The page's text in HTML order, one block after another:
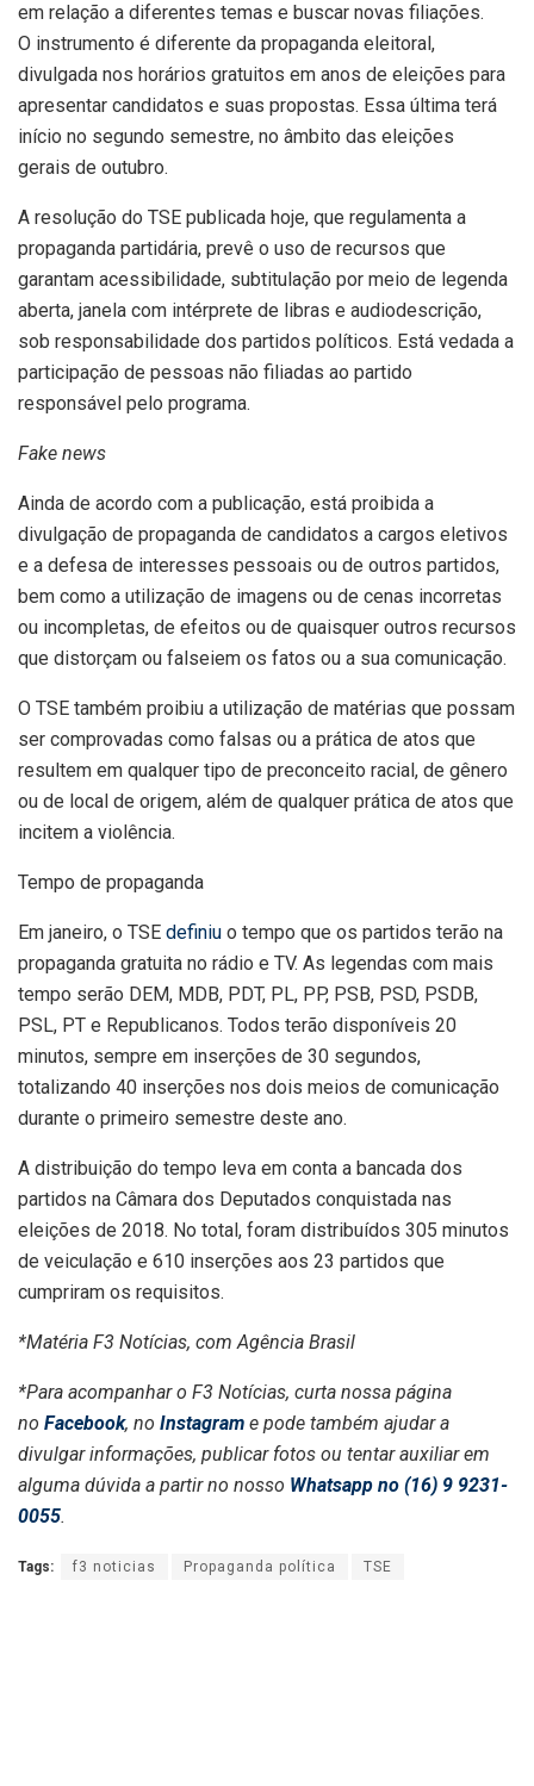
em relação a diferentes temas e buscar novas filiações.
O instrumento é diferente da propaganda eleitoral,
divulgada nos horários gratuitos em anos de eleições para
apresentar candidatos e suas propostas. Essa última terá
início no segundo semestre, no âmbito das eleições
gerais de outubro.
A resolução do TSE publicada hoje, que regulamenta a
propaganda partidária, prevê o uso de recursos que
garantam acessibilidade, subtitulação por meio de legenda
aberta, janela com intérprete de libras e audiodescrição,
sob responsabilidade dos partidos políticos. Está vedada a
participação de pessoas não filiadas ao partido
responsável pelo programa.
Fake news
Ainda de acordo com a publicação, está proibida a
divulgação de propaganda de candidatos a cargos eletivos
e a defesa de interesses pessoais ou de outros partidos,
bem como a utilização de imagens ou de cenas incorretas
ou incompletas, de efeitos ou de quaisquer outros recursos
que distorçam ou falseiem os fatos ou a sua comunicação.
O TSE também proibiu a utilização de matérias que possam
ser comprovadas como falsas ou a prática de atos que
resultem em qualquer tipo de preconceito racial, de gênero
ou de local de origem, além de qualquer prática de atos que
incitem a violência.
Tempo de propaganda
Em janeiro, o TSE definiu o tempo que os partidos terão na
propaganda gratuita no rádio e TV. As legendas com mais
tempo serão DEM, MDB, PDT, PL, PP, PSB, PSD, PSDB,
PSL, PT e Republicanos. Todos terão disponíveis 20
minutos, sempre em inserções de 30 segundos,
totalizando 40 inserções nos dois meios de comunicação
durante o primeiro semestre deste ano.
A distribuição do tempo leva em conta a bancada dos
partidos na Câmara dos Deputados conquistada nas
eleições de 2018. No total, foram distribuídos 305 minutos
de veiculação e 610 inserções aos 23 partidos que
cumpriram os requisitos.
*Matéria F3 Notícias, com Agência Brasil
*Para acompanhar o F3 Notícias, curta nossa página
no Facebook, no Instagram e pode também ajudar a
divulgar informações, publicar fotos ou tentar auxiliar em
alguma dúvida a partir no nosso Whatsapp no (16) 9 9231-
0055.
Tags: f3 noticias Propaganda política TSE